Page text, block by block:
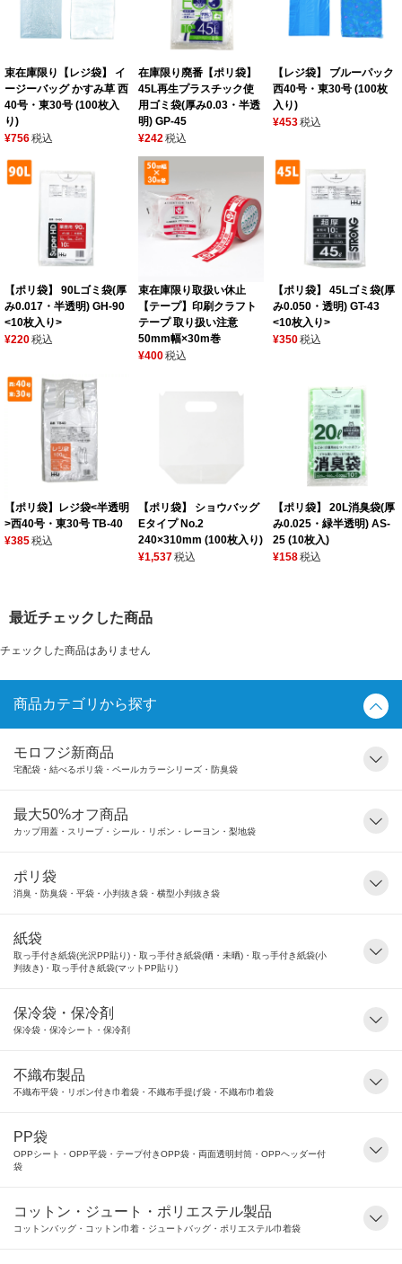
束在庫限り【レジ袋】 イ
ージーバッグ かすみ草 西
40号・東30号 (100枚入
り)
¥756税込
在庫限り廃番【ポリ袋】
45L再生プラスチック使
用ゴミ袋(厚み0.03・半透
明) GP-45
¥242税込
【レジ袋】 ブルーパック
西40号・東30号 (100枚
入り)
¥453税込
【ポリ袋】 90Lゴミ袋(厚
み0.017・半透明) GH-90
<10枚入り>
¥220税込
束在庫限り取扱い休止
【テープ】印刷クラフト
テープ 取り扱い注意
50mm幅×30m巻
¥400税込
【ポリ袋】 45Lゴミ袋(厚
み0.050・透明) GT-43
<10枚入り>
¥350税込
【ポリ袋】レジ袋<半透明
>西40号・東30号 TB-40
¥385税込
【ポリ袋】 ショウバッグ
Eタイプ No.2
240×310mm (100枚入り)
¥1,537税込
【ポリ袋】 20L消臭袋(厚
み0.025・緑半透明) AS-
25 (10枚入)
¥158税込
最近チェックした商品
チェックした商品はありません
商品カテゴリから探す
モロフジ新商品
宅配袋・結べるポリ袋・ペールカラーシリーズ・防臭袋
最大50%オフ商品
カップ用蓋・スリーブ・シール・リボン・レーヨン・梨地袋
ポリ袋
消臭・防臭袋・平袋・小判抜き袋・横型小判抜き袋
紙袋
取っ手付き紙袋(光沢PP貼り)・取っ手付き紙袋(晒・未晒)・取っ手付き紙袋(小
判抜き)・取っ手付き紙袋(マットPP貼り)
保冷袋・保冷剤
保冷袋・保冷シート・保冷剤
不織布製品
不織布平袋・リボン付き巾着袋・不織布手提げ袋・不織布巾着袋
PP袋
OPPシート・OPP平袋・テープ付きOPP袋・両面透明封筒・OPPヘッダー付
袋
コットン・ジュート・ポリエステル製品
コットンバッグ・コットン巾着・ジュートバッグ・ポリエステル巾着袋